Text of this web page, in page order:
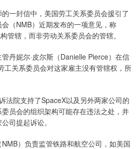
封信中，美国劳工关系委员会援引了
（NMB）近期发布的一项意见，称
管辖，而非劳动关系委员会的管辖。
妮尔·皮尔斯（Danielle Pierce）在信
工关系委员会对这家雇主没有管辖权，所
院支持了SpaceX以及另外两家公司的
员会的组织架构可能存在违法之处，并
司提起诉讼。
）负责监管铁路和航空公司，如美国